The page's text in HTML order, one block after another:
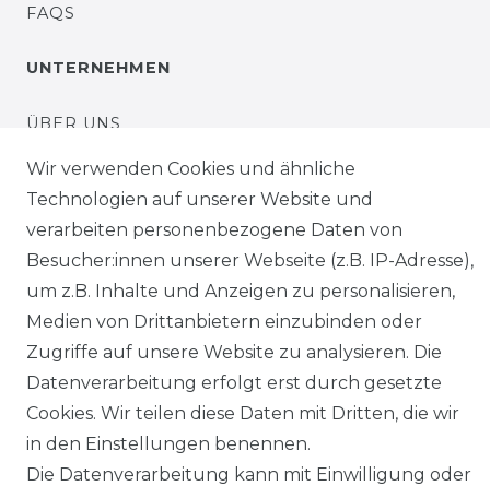
FAQS
UNTERNEHMEN
ÜBER UNS
UNSER LADENGESCHÄFT
UNSERE PARTNER
HÄNDLERINFORMATIONEN
BLOG
Senden Sie uns eine Nachricht per Whatsapp*
Wir verwenden Cookies und ähnliche
Technologien auf unserer Website und
verarbeiten personenbezogene Daten von
Besucher:innen unserer Webseite (z.B. IP-Adresse),
um z.B. Inhalte und Anzeigen zu personalisieren,
Medien von Drittanbietern einzubinden oder
Zugriffe auf unsere Website zu analysieren. Die
Datenverarbeitung erfolgt erst durch gesetzte
Cookies. Wir teilen diese Daten mit Dritten, die wir
in den Einstellungen benennen.
Die Datenverarbeitung kann mit Einwilligung oder